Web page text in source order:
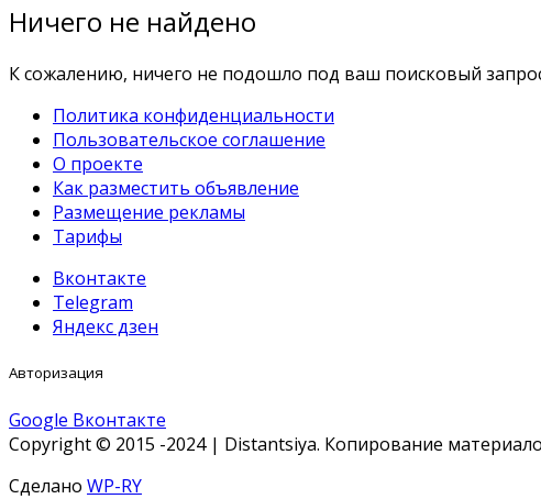
Ничего не найдено
К сожалению, ничего не подошло под ваш поисковый
Политика конфиденциальности
Пользовательское соглашение
О проекте
Как разместить объявление
Размещение рекламы
Тарифы
Вконтакте
Telegram
Яндекс дзен
Авторизация
Google Вконтакте
Copyright © 2015 -2024 | Distantsiya. Копирование
Сделано WP-RY